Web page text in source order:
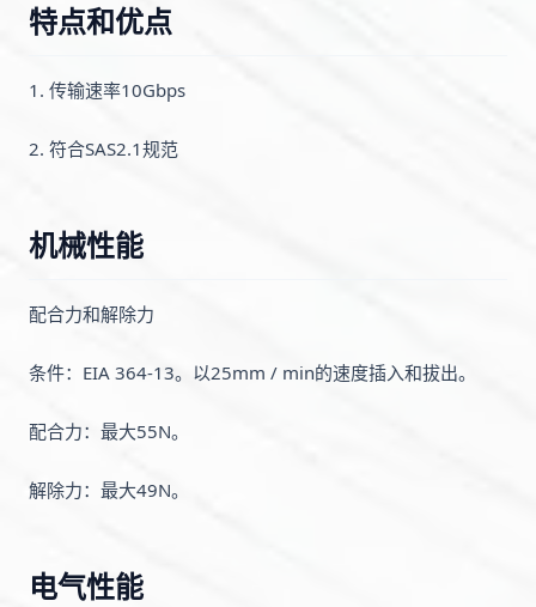
特点和优点
1. 传输速率10Gbps
2. 符合SAS2.1规范
机械性能
配合力和解除力
条件：EIA 364-13。以25mm / min的速度插入和拔出。
配合力：最大55N。
解除力：最大49N。
电气性能